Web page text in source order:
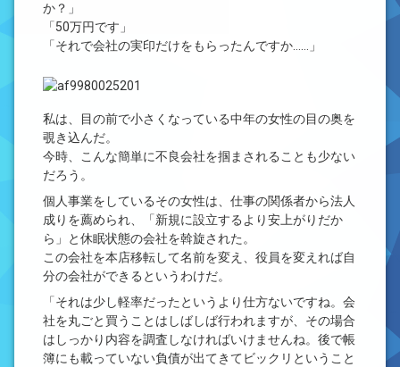
司法書士資格者・受験生募集中
か？」
「50万円です」
「それで会社の実印だけをもらったんですか……」
私は、目の前で小さくなっている中年の女性の目の奥を
覗き込んだ。
今時、こんな簡単に不良会社を掴まされることも少ない
だろう。
個人事業をしているその女性は、仕事の関係者から法人
成りを薦められ、「新規に設立するより安上がりだか
ら」と休眠状態の会社を斡旋された。
この会社を本店移転して名前を変え、役員を変えれば自
分の会社ができるというわけだ。
「それは少し軽率だったというより仕方ないですね。会
社を丸ごと買うことはしばしば行われますが、その場合
はしっかり内容を調査しなければいけませんね。後で帳
簿にも載っていない負債が出てきてビックリということ